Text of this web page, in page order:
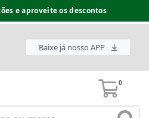
e aproveite os descontos
Baixe já nosso APP
0